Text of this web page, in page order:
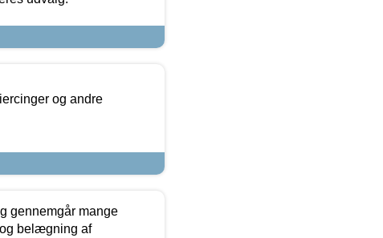
og andre
gennemgår mange
belægning af